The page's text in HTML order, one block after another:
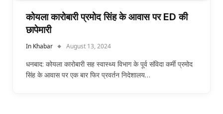
कोयला कारोबारी प्रमोद सिंह के आवास पर ED की
छापेमारी
In Khabar August 13, 2024
धनबाद: कोयला कारोबारी सह स्वास्थ्य विभाग के पूर्व संविदा कर्मी प्रमोद
सिंह के आवास पर एक बार फिर प्रवर्तन निदेशालय…